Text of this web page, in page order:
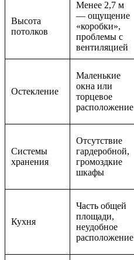
Высота
потолков
Менее 2,7 м
— ощущение
«коробки»,
проблемы с
вентиляцией
Остекление
Маленькие
окна или
торцевое
расположение
Системы
хранения
Отсутствие
гардеробной,
громоздкие
шкафы
Кухня
Часть общей
площади,
неудобное
расположение